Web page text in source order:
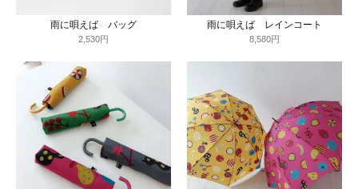
雨に唄えば バッグ
2,530円
雨に唄えば レインコート
8,580円